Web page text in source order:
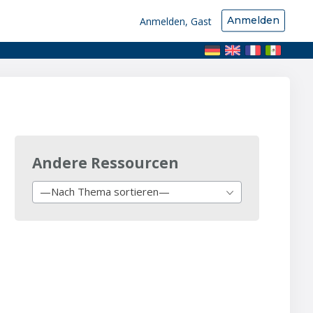
Anmelden, Gast Anmelden
Andere Ressourcen
—Nach Thema sortieren—